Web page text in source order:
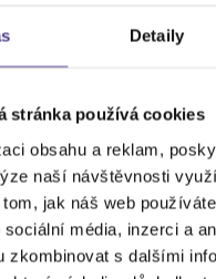
Detaily
stránka používá cookies
obsahu a reklam,
naší návštěvnosti
tom, jak náš web
sociální média, inzerci a
zkombinovat s dalšími
Mystic Production
Do